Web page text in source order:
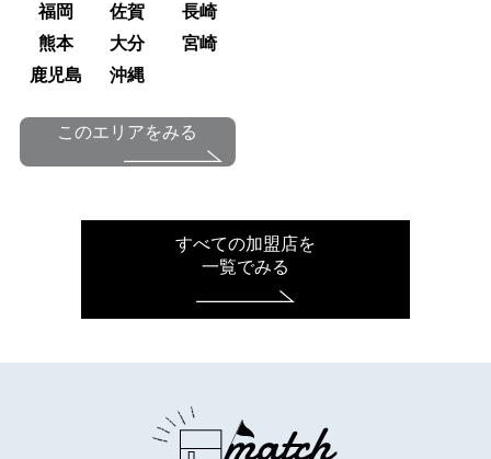
福岡 佐賀
長崎
熊本
大分
宮崎
鹿児島
沖縄
このエリアをみる
すべての加盟店を
一覧でみる